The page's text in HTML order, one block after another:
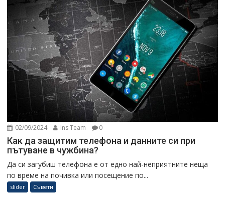
02/09/2024 Ins Team 0
Как да защитим телефона и данните си при
пътуване в чужбина?
Да си загубиш телефона е от едно най-неприятните неща
по време на почивка или посещение по...
slider Съвети